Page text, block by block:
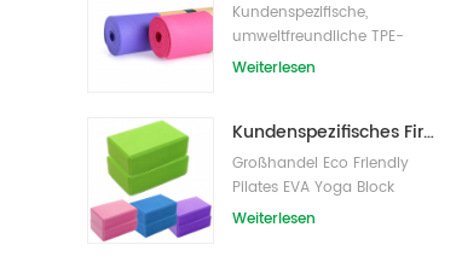
Kundenspezifische,
umweltfreundliche TPE-
Yogamatte mit Eigenmarke
Weiterlesen
Kundenspezifisches Firmenzeichen der neuen Art Großhandelsnatürliche EVA-Schaum-Yoga-Blöcke/Ziegelsteine
Großhandel Eco Friendly
Pilates EVA Yoga Block
s/Bricks
Weiterlesen